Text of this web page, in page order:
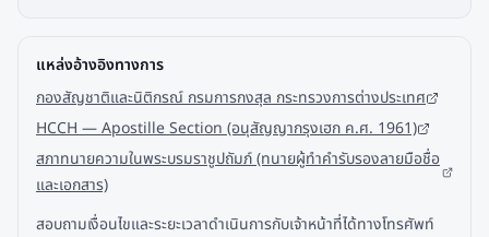
แหล่งอ้างอิงทางการ
กองสัญชาติและนิติกรณ์ กรมการกงสุล กระทรวงการต่างประเทศ
HCCH — Apostille Section (อนุสัญญากรุงเฮก ค.ศ. 1961)
สภาทนายความในพระบรมราชูปถัมภ์ (ทนายผู้ทำคำรับรองลายมือชื่อ
และเอกสาร)
สอบถามเงื่อนไขและระยะเวลาดำเนินการกับเจ้าหน้าที่ได้ทางโทรศัพท์